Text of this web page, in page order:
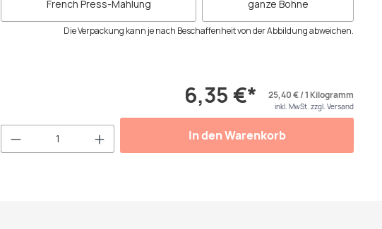
French Press-Mahlung ganze Bohne
Die Verpackung kann je nach Beschaffenheit von der Abbildung abweichen.
Produkt Anzahl: Gib den gewünschten Wert
6,35 €* 25,40 € / 1 Kilogramm
inkl. MwSt. zzgl. Versand
In den Warenkorb